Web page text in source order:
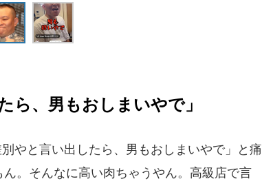
ら、男もおしまいやで」
やと言い出したら、男もおしまいやで」と痛
。そんなに高い肉ちゃうやん。高級店で言